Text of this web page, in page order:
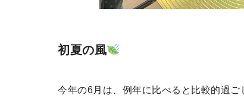
初夏の風
今年の6月は、例年に比べると比較的過ご